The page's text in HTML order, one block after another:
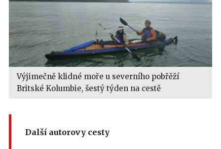
Výjimečně klidné moře u severního pobřěží
Britské Kolumbie, šestý týden na cestě
Další autorovy cesty